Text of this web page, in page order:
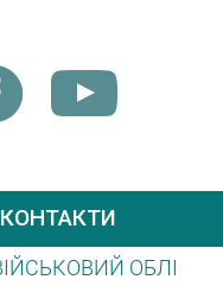
КОНТАКТИ
ДО УВАГИ